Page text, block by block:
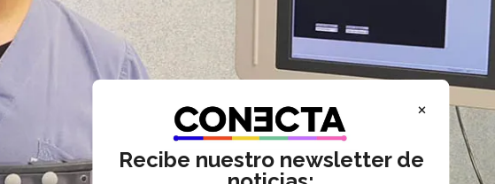
×
Recibe nuestro newsletter de